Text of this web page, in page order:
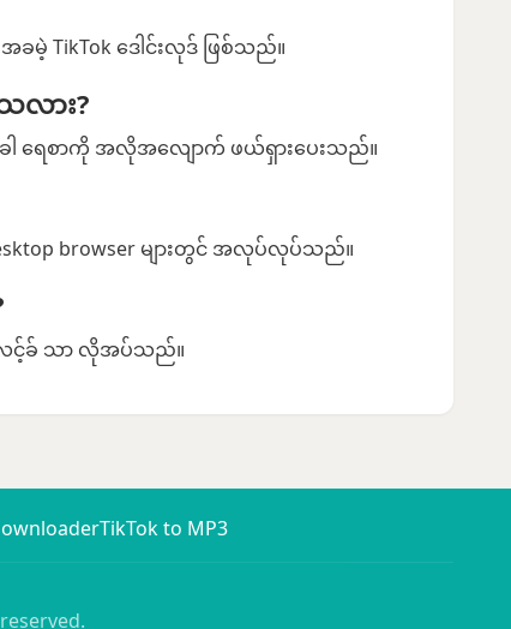
TikTok ဒေါင်းလုဒ် ဖြစ်သည်။
လား?
ါ ရေစာကို အလိုအလျောက် ဖယ်ရှားပေးသည်။
browser များတွင် အလုပ်လုပ်သည်။
ယို လင့်ခ် သာ လိုအပ်သည်။
TikTok to MP3